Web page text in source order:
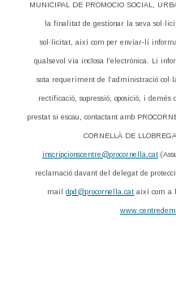
MUNICIPAL DE PROMOCIO SOCIAL,
la finalitat de gestionar la seva
sol·licitat, així com per enviar-li
qualsevol via inclosa l’electrònica. Li
sota requeriment de l’administració
rectificació, supressió, oposició, i
prestat si escau, contactant amb
CORNELLÀ DE
inscripcionscentre@procornella.cat
reclamació davant del delegat de
maildpd@procornella.cat així com a